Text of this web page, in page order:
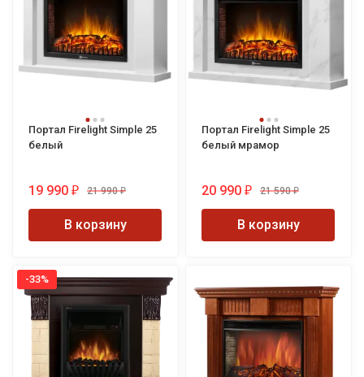
Портал Firelight Simple 25
белый
19 990 ₽ 21 990 ₽
В корзину
Портал Firelight Simple 25
белый мрамор
20 990 ₽ 21 590 ₽
В корзину
-33%